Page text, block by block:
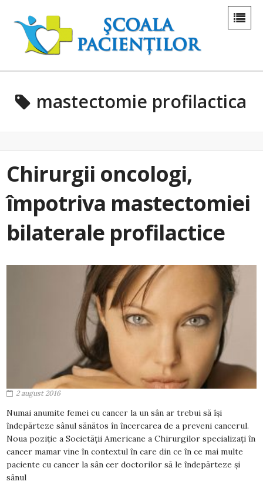
mastectomie profilactica
Chirurgii oncologi,
împotriva mastectomiei
bilaterale profilactice
2 august 2016
Numai anumite femei cu cancer la un sân ar trebui să își
îndepărteze sânul sănătos în încercarea de a preveni cancerul.
Noua poziție a Societății Americane a Chirurgilor specializați în
cancer mamar vine în contextul în care din ce în ce mai multe
paciente cu cancer la sân cer doctorilor să le îndepărteze și
sânul